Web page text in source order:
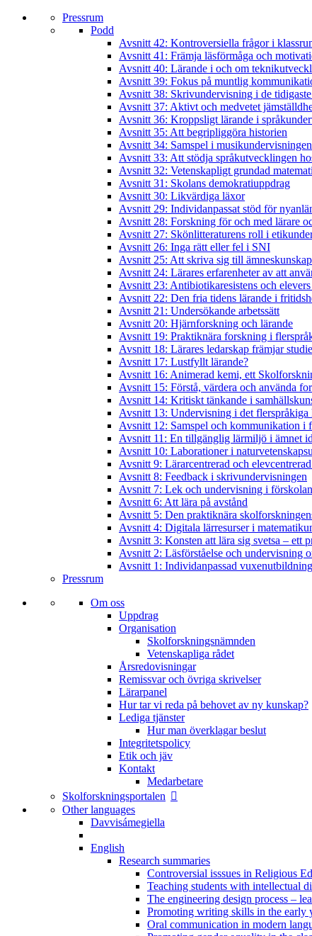
Pressrum
Podd
Avsnitt 42: Kontroversiella frågor i
Avsnitt 41: Främja läsförmåga och
Avsnitt 40: Lärande i och om
Avsnitt 39: Fokus på muntlig
Avsnitt 38: Skrivundervisning i de
Avsnitt 37: Aktivt och medvetet
Avsnitt 36: Kroppsligt lärande i
Avsnitt 35: Att begripliggöra historien
Avsnitt 34: Samspel i musikundervisningen
Avsnitt 33: Att stödja språkutvecklingen
Avsnitt 32: Vetenskapligt grundad
Avsnitt 31: Skolans demokratiuppdrag
Avsnitt 30: Likvärdiga läxor
Avsnitt 29: Individanpassat stöd för
Avsnitt 28: Forskning för och med lärare
Avsnitt 27: Skönlitteraturens roll i
Avsnitt 26: Inga rätt eller fel i SNI
Avsnitt 25: Att skriva sig till
Avsnitt 24: Lärares erfarenheter av att
Avsnitt 23: Antibiotikaresistens och
Avsnitt 22: Den fria tidens lärande i
Avsnitt 21: Undersökande arbetssätt
Avsnitt 20: Hjärnforskning och lärande
Avsnitt 19: Praktiknära forskning i
Avsnitt 18: Lärares ledarskap främjar
Avsnitt 17: Lustfyllt lärande?
Avsnitt 16: Animerad kemi, ett
Avsnitt 15: Förstå, värdera och använda
Avsnitt 14: Kritiskt tänkande i
Avsnitt 13: Undervisning i det flerspråkiga
Avsnitt 12: Samspel och kommunikation i
Avsnitt 11: En tillgänglig lärmiljö i ämnet
Avsnitt 10: Laborationer i
Avsnitt 9: Lärarcentrerad och
Avsnitt 8: Feedback i skrivundervisningen
Avsnitt 7: Lek och undervisning i förskolan
Avsnitt 6: Att lära på avstånd
Avsnitt 5: Den praktiknära
Avsnitt 4: Digitala lärresurser i
Avsnitt 3: Konsten att lära sig svetsa – ett
Avsnitt 2: Läsförståelse och undervisning
Avsnitt 1: Individanpassad vuxenutbildning
Pressrum
Om oss
Uppdrag
Organisation
Skolforskningsnämnden
Vetenskapliga rådet
Årsredovisningar
Remissvar och övriga skrivelser
Lärarpanel
Hur tar vi reda på behovet av ny kunskap?
Lediga tjänster
Hur man överklagar beslut
Integritetspolicy
Etik och jäv
Kontakt
Medarbetare
Skolforskningsportalen
Other languages
Davvisámegiella
English
Research summaries
Controversial isssues in Religious
Teaching students with intellectual
The engineering design process –
Promoting writing skills in the early
Oral communication in modern